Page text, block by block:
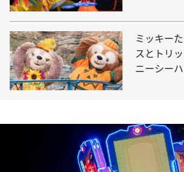
ベルキャ
ミッキー
スとトリ
ニーシー